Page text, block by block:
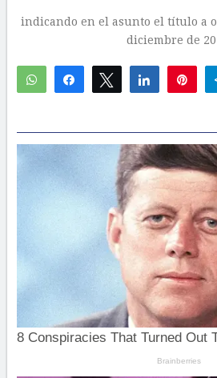
indicando en el asunto el título a
diciembre de
WhatsAppCompartirTwittear Compartir